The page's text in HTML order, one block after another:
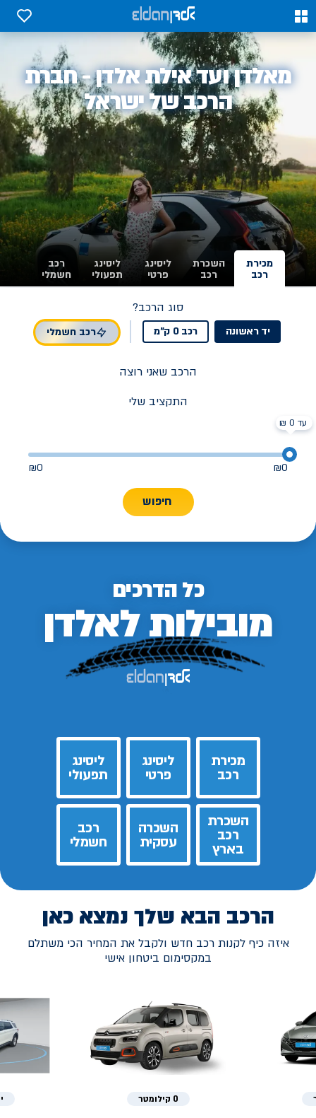
0
0
אלדן
מאלדן ועד אילת אלדן - חברת
הרכב של ישראל
מכירת
רכב
השכרת
רכב
ליסינג
פרטי
ליסינג
תפעולי
רכב
חשמלי
סוג הרכב?
יד ראשונה רכב 0 ק"מ רכב חשמלי
הרכב שאני רוצה
התקציב שלי
₪0
₪0
חיפוש
כל הדרכים
מובילות לאלדן
מכירת
רכב
ליסינג
פרטי
ליסינג
תפעולי
השכרת
רכב
בארץ
השכרה
עסקית
רכב
חשמלי
הרכב הבא שלך נמצא כאן
איזה כיף לקנות רכב חדש ולקבל את המחיר הכי משתלם
במקסימום ביטחון אישי
0 קילומטר
עד 0 ₪